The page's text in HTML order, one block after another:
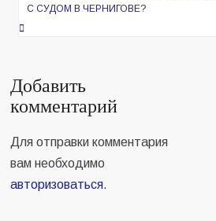
С СУДОМ В ЧЕРНИГОВЕ?
Добавить
комментарий
Для отправки комментария
вам необходимо
авторизоваться.